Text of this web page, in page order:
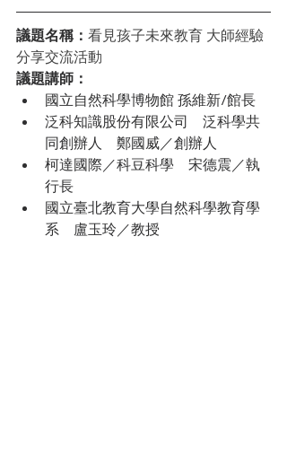
議題名稱： 看見孩子未來教育 大師經驗
分享交流活動
議題講師：
國立自然科學博物館 孫維新/館長
泛科知識股份有限公司 泛科學共
同創辦人　鄭國威／創辦人
柯達國際／科豆科學　宋德震／執
行長
國立臺北教育大學自然科學教育學
系　盧玉玲／教授